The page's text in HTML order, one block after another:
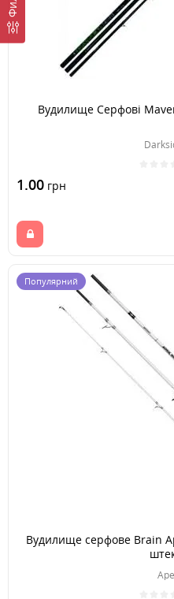
Вудилище Серфові
1.00 грн
Популярний
Вудилище серфове Brain